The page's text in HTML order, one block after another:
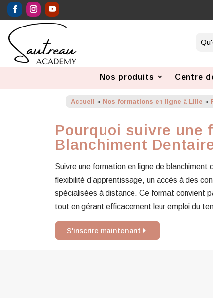
Nos produits Centre
Accueil » Nos formations en ligne à Lille »
Pourquoi suivre une
Blanchiment
Suivre une formation en ligne de
flexibilité d’apprentissage, un accès à des
spécialisées à distance. Ce format convient
tout en gérant efficacement leur emploi du
S'inscrire maintenant